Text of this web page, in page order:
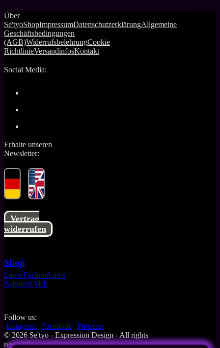
Über
Se'tyoShopImpressumDatenschutzerklärungAllgemeine
Geschäftsbedingungen
(AGB)WiderrufsbelehrungCookie
RichtlinieVersandinfosKontakt
Social Media:
Erhalte unseren
Newsletter:
Vertrag
widerrufen
Shop
Latex FashionLatex
BahnenSALE
Follow us:
Instagram Facebook Pinterest
© 2026 Se'tyo - Expression Design - All rights
reserved